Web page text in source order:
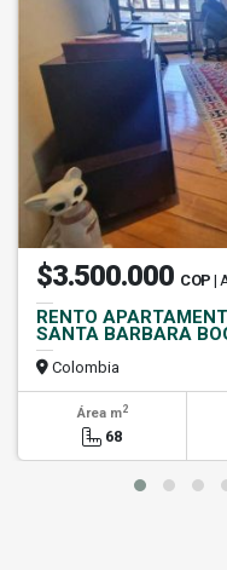
$3.500.000 COP |
RENTO
SANTA BARBARA
Colombia
Área m2
68